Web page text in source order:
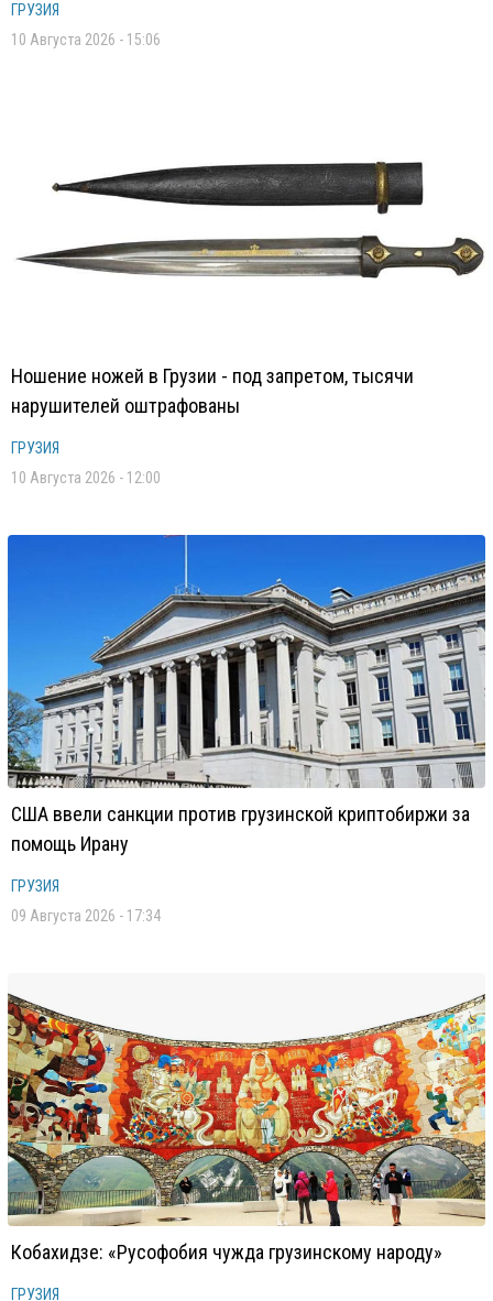
ГРУЗИЯ
10 Августа 2026 - 15:06
Ношение ножей в Грузии - под запретом, тысячи
нарушителей оштрафованы
ГРУЗИЯ
10 Августа 2026 - 12:00
США ввели санкции против грузинской криптобиржи за
помощь Ирану
ГРУЗИЯ
09 Августа 2026 - 17:34
Кобахидзе: «Русофобия чужда грузинскому народу»
ГРУЗИЯ